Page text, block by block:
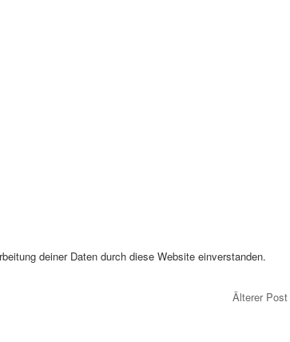
deiner Daten durch diese Website einverstanden.
Älterer Post